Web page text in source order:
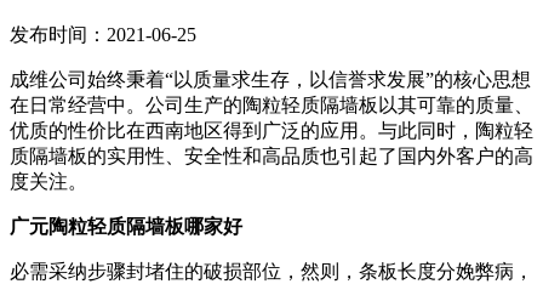
发布时间：2021-06-25
成维公司始终秉着“以质量求生存，以信誉求发展”的核心思想
在日常经营中。公司生产的陶粒轻质隔墙板以其可靠的质量、
优质的性价比在西南地区得到广泛的应用。与此同时，陶粒轻
质隔墙板的实用性、安全性和高品质也引起了国内外客户的高
度关注。
广元陶粒轻质隔墙板哪家好
必需采纳步骤封堵住的破损部位，然则，条板长度分娩弊病，